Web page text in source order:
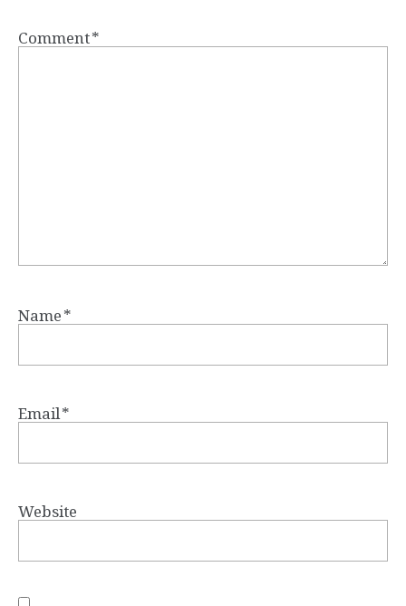
Comment*
Name*
Email*
Website